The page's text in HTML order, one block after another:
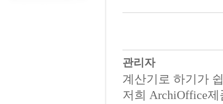
관리자
계산기로 하기가
저희 ArchiOffice